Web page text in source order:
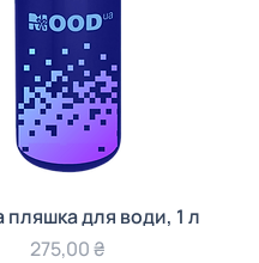
пляшка для води, 1 л
Цена
275,00 ₴